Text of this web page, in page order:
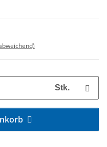
Stk.